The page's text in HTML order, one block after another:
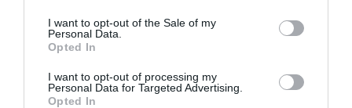
I want to opt-out of the Sale of my
Personal Data.
Opted In
I want to opt-out of processing my
Personal Data for Targeted Advertising.
Opted In